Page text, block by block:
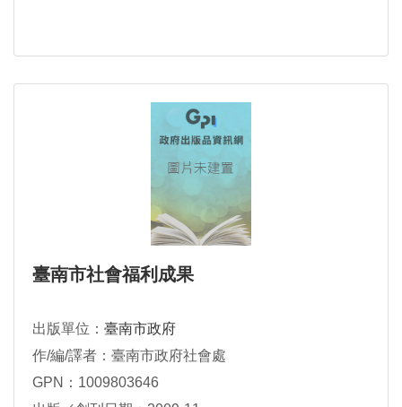
臺南市社會福利成果
出版單位： 臺南市政府
作/編/譯者：臺南市政府社會處
GPN：1009803646